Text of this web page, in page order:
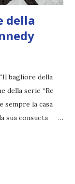
della
bagliore della
della serie “Re
sempre la casa
sua consueta
Il bagliore della
Raven